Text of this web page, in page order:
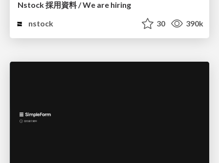
Nstock 採用資料 / We are hiring
nstock
30 390k